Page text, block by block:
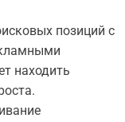
позиций с
находить